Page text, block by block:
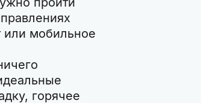
или мобильное
горячее